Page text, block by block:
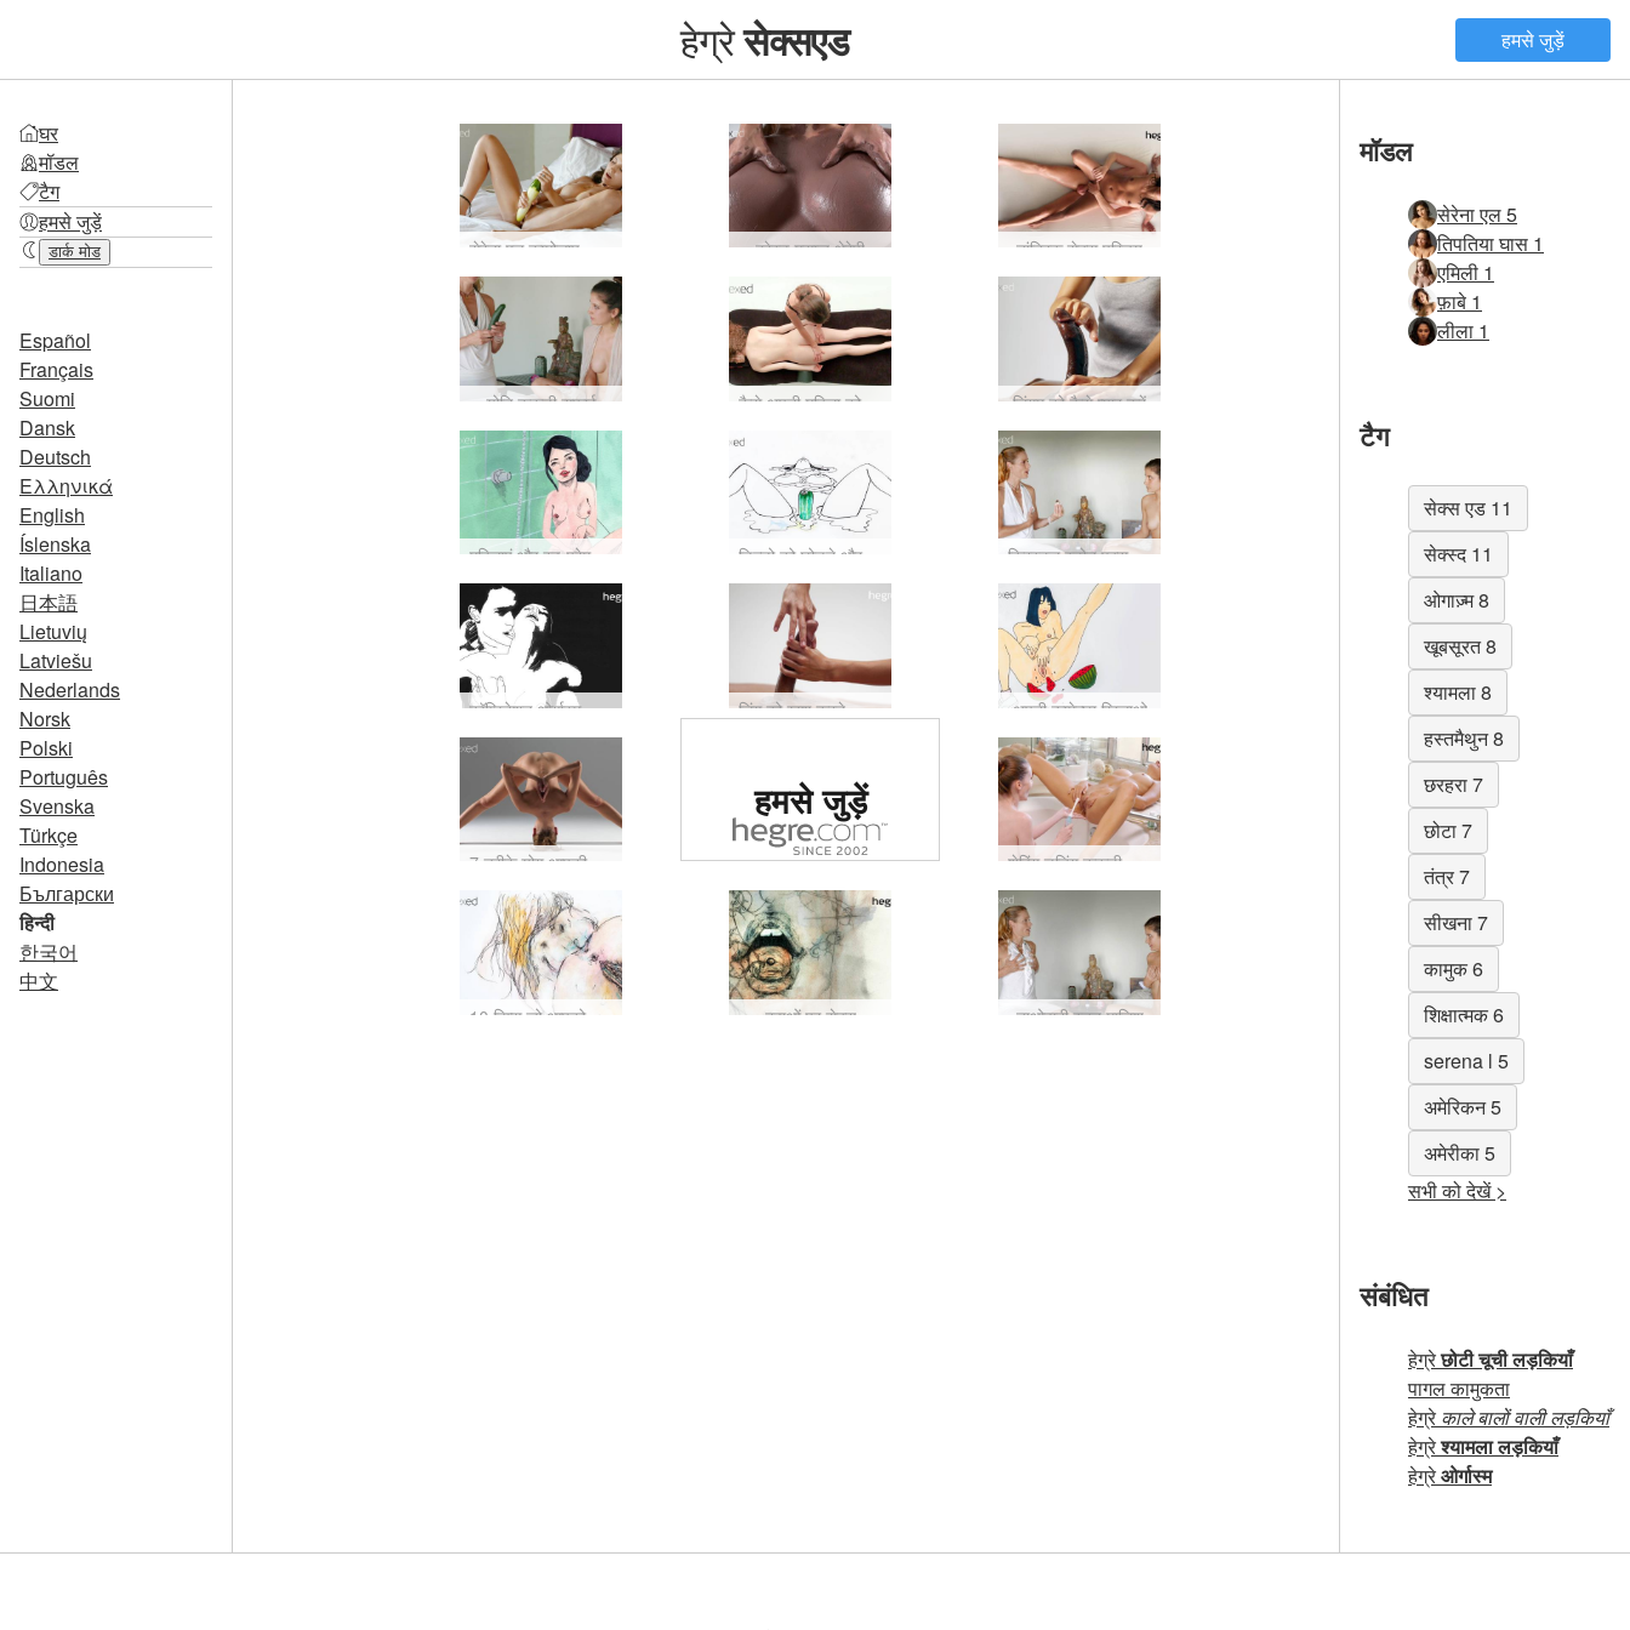
हेग्रेसेक्सएड हमसे जुड़ें
घर
मॉडल
टैग
हमसे जुड़ें
डार्क मोड
Español
Français
Suomi
Dansk
Deutsch
Ελληνικά
English
Íslenska
Italiano
日本語
Lietuvių
Latviešu
Nederlands
Norsk
Polski
Português
Svenska
Türkçe
Indonesia
Български
हिन्दी
한국어
中文
ब्रेस्ट मसाज थेरेपी तांत्रिक सेक्स परिचय
योनि ककड़ी सफाई कैसे अपनी महिला को कामोन्माद की एक स्ट्रिंग दें लिंगम को कैसे प्यार करें
क्रिस्टल स्टोन एक्सर्साइज़
कॉम्बिनेशन ओर्गास्म - उसकी दुनिया को हिला देने के 5 टिप्स। लिंग को खुश करने की कला अपनी कामेच्छा खिलाओ
दुनिया में #1 कामुक
साइट का दर्जा दिया
गया
हमसे जुड़ें
दवाओं पर सेक्स ताओवादी स्तन मालिश
मॉडल
सेरेना एल 5
तिपतिया घास 1
एमिली 1
फ़ाबे 1
लीला 1
टैग
सेक्स एड 11
सेक्स्द 11
ओगाज़्म 8
खूबसूरत 8
श्यामला 8
हस्तमैथुन 8
छरहरा 7
छोटा 7
तंत्र 7
सीखना 7
कामुक 6
शिक्षात्मक 6
serena l 5
अमेरिकन 5
अमेरीका 5
सभी को देखें >
संबंधित
हेग्रेछोटी चूची लड़कियाँ
पागल कामुकता
हेग्रे काले बालों वाली लड़कियाँ
हेग्रेश्यामला लड़कियाँ
हेग्रेओर्गास्म